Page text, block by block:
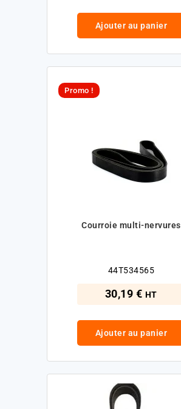
Ajouter au panier
Promo !
Courroie multi-nervures
44T534565
30,19 € HT
Ajouter au panier